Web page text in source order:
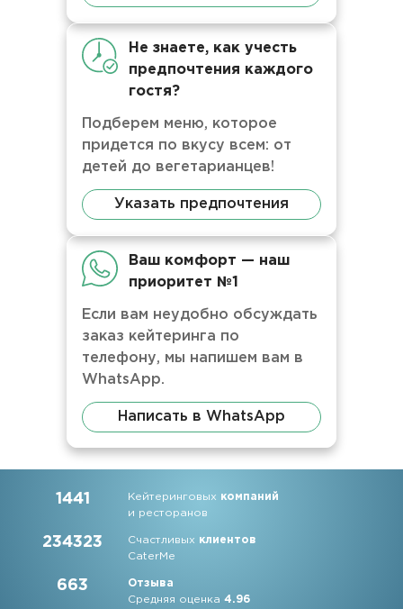
Не знаете, как учесть
предпочтения каждого
гостя?
Подберем меню, которое
придется по вкусу всем: от
детей до вегетарианцев!
Указать предпочтения
Ваш комфорт — наш
приоритет №1
Если вам неудобно обсуждать
заказ кейтеринга по
телефону, мы напишем вам в
WhatsApp.
Написать в WhatsApp
1441 Кейтеринговых компаний
и ресторанов
234323 Счастливых клиентов
CaterMe
663
Отзыва
Средняя оценка4.96